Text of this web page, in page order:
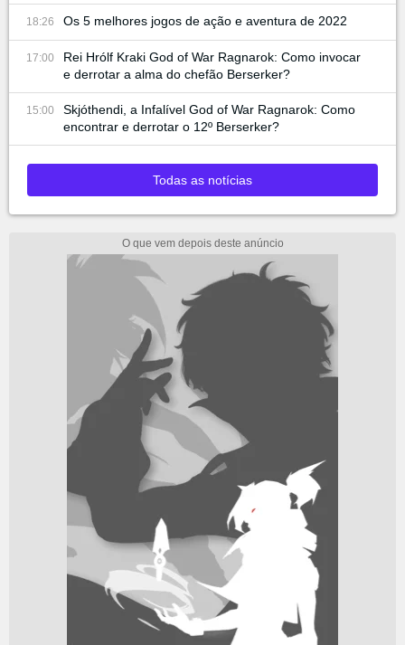
18:26 Os 5 melhores jogos de ação e aventura de 2022
17:00
Rei Hrólf Kraki God of War Ragnarok: Como invocar
e derrotar a alma do chefão Berserker?
15:00
Skjóthendi, a Infalível God of War Ragnarok: Como
encontrar e derrotar o 12º Berserker?
Todas as notícias